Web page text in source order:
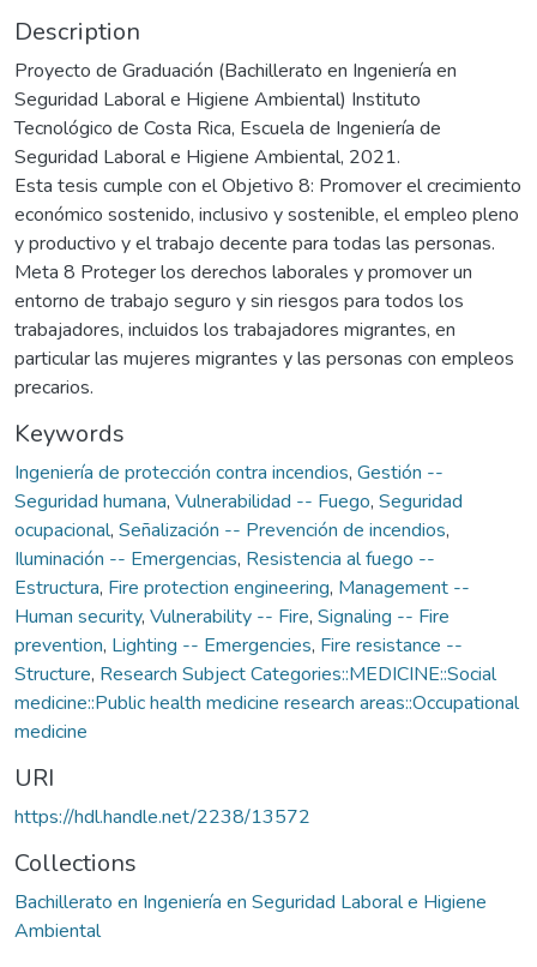
Description
Proyecto de Graduación (Bachillerato en Ingeniería en
Seguridad Laboral e Higiene Ambiental) Instituto
Tecnológico de Costa Rica, Escuela de Ingeniería de
Seguridad Laboral e Higiene Ambiental, 2021.
Esta tesis cumple con el Objetivo 8: Promover el crecimiento
económico sostenido, inclusivo y sostenible, el empleo pleno
y productivo y el trabajo decente para todas las personas.
Meta 8 Proteger los derechos laborales y promover un
entorno de trabajo seguro y sin riesgos para todos los
trabajadores, incluidos los trabajadores migrantes, en
particular las mujeres migrantes y las personas con empleos
precarios.
Keywords
Ingeniería de protección contra incendios, Gestión --
Seguridad humana, Vulnerabilidad -- Fuego, Seguridad
ocupacional, Señalización -- Prevención de incendios,
Iluminación -- Emergencias, Resistencia al fuego --
Estructura, Fire protection engineering, Management --
Human security, Vulnerability -- Fire, Signaling -- Fire
prevention, Lighting -- Emergencies, Fire resistance --
Structure, Research Subject Categories::MEDICINE::Social
medicine::Public health medicine research areas::Occupational
medicine
URI
https://hdl.handle.net/2238/13572
Collections
Bachillerato en Ingeniería en Seguridad Laboral e Higiene
Ambiental